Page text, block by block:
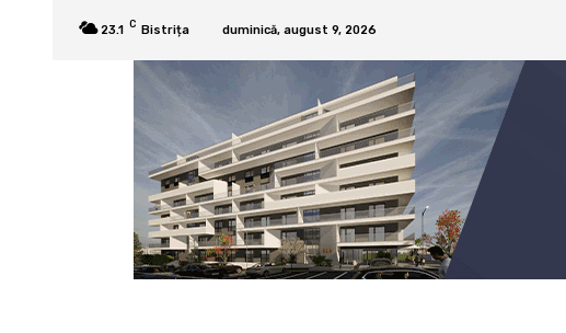
23.1 C Bistrița duminică, august 9, 2026